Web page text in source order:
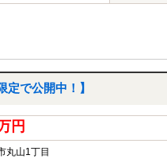
定で公開中！】
円
丸山1丁目